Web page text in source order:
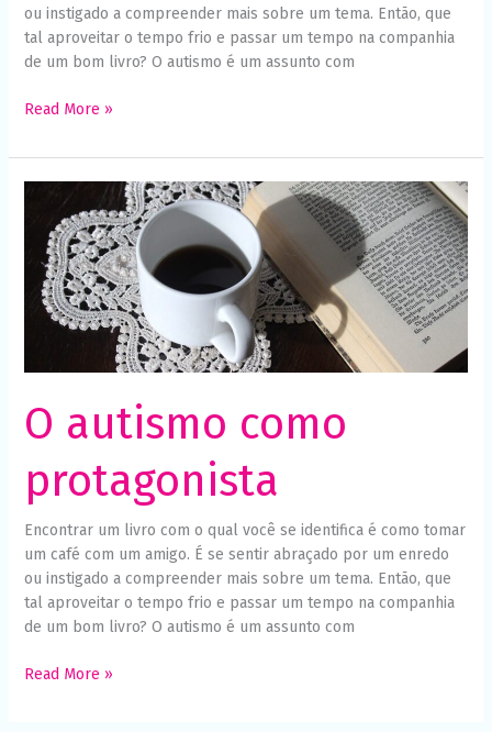
ou instigado a compreender mais sobre um tema. Então, que
tal aproveitar o tempo frio e passar um tempo na companhia
de um bom livro? O autismo é um assunto com
Read More »
O autismo como
protagonista
Encontrar um livro com o qual você se identifica é como tomar
um café com um amigo. É se sentir abraçado por um enredo
ou instigado a compreender mais sobre um tema. Então, que
tal aproveitar o tempo frio e passar um tempo na companhia
de um bom livro? O autismo é um assunto com
autismo
como
protagonista
Read More »